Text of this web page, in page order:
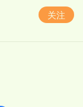
关注